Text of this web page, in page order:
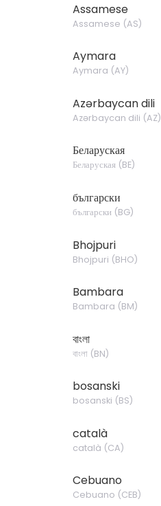
Assamese
Assamese (AS)
Aymara
Aymara (AY)
Azərbaycan dili
Azərbaycan dili (AZ)
Беларуская
Беларуская (BE)
български
български (BG)
Bhojpuri
Bhojpuri (BHO)
Bambara
Bambara (BM)
বাংলা
বাংলা (BN)
bosanski
bosanski (BS)
català
català (CA)
Cebuano
Cebuano (CEB)